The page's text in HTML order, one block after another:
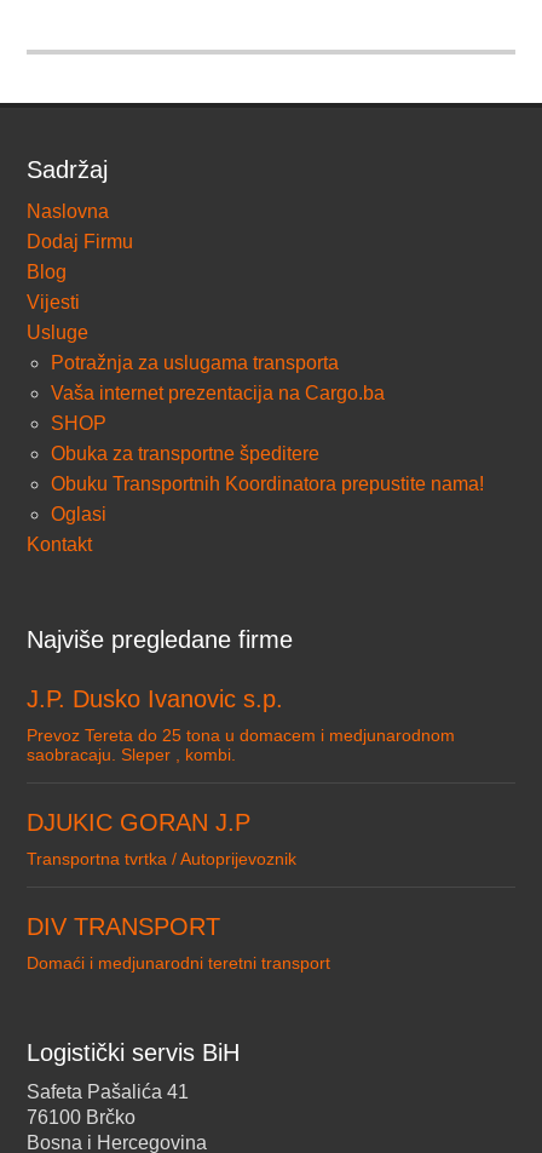
Sadržaj
Naslovna
Dodaj Firmu
Blog
Vijesti
Usluge
Potražnja za uslugama transporta
Vaša internet prezentacija na Cargo.ba
SHOP
Obuka za transportne špeditere
Obuku Transportnih Koordinatora prepustite nama!
Oglasi
Kontakt
Najviše pregledane firme
J.P. Dusko Ivanovic s.p.
Prevoz Tereta do 25 tona u domacem i medjunarodnom
saobracaju. Sleper , kombi.
DJUKIC GORAN J.P
Transportna tvrtka / Autoprijevoznik
DIV TRANSPORT
Domaći i medjunarodni teretni transport
Logistički servis BiH
Safeta Pašalića 41
76100 Brčko
Bosna i Hercegovina